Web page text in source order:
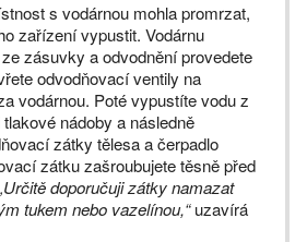
s vodárnou mohla promrzat,
zařízení vypustit. Vodárnu
zásuvky a odvodnění provedete
odvodňovací ventily na
vodárnou. Poté vypustíte vodu z
nádoby a následně
zátky tělesa a čerpadlo
zátku zašroubujete těsně před
doporučuji zátky namazat
tukem nebo vazelínou,“uzavírá